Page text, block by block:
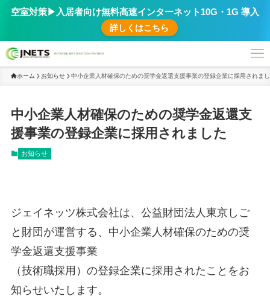
空室対策▶︎入居者向け無料高速インターネット10G・1G 導入
詳しくはこちら
ホーム お知らせ 中小企業人材確保のための奨学金返還支援事業の登録企業に採用されま
中小企業人材確保のための奨学金返還支
援事業の登録企業に採用されました
お知らせ
ジェイネッツ株式会社は、公益財団法人東京しご
と財団が運営する、中小企業人材確保のための奨
学金返還支援事業
（技術職採用）の登録企業に採用されたことをお
知らせいたします。